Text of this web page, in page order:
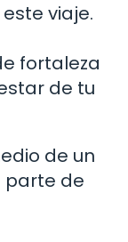
viaje.
fortaleza
de tu
de un
parte de